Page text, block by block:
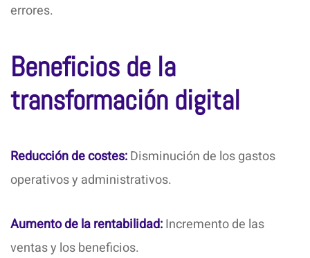
errores.
Beneficios de la
transformación digital
Reducción de costes:Disminución de los gastos
operativos y administrativos.
Aumento de la rentabilidad:Incremento de las
ventas y los beneficios.